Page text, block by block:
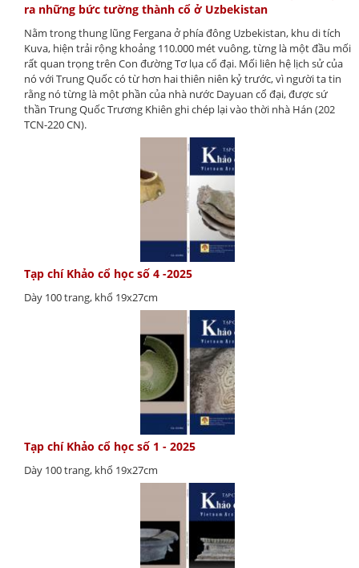
ra những bức tường thành cổ ở Uzbekistan
Nằm trong thung lũng Fergana ở phía đông Uzbekistan, khu di tích
Kuva, hiện trải rộng khoảng 110.000 mét vuông, từng là một đầu mối
rất quan trọng trên Con đường Tơ lụa cổ đại. Mối liên hệ lịch sử của
nó với Trung Quốc có từ hơn hai thiên niên kỷ trước, vì người ta tin
rằng nó từng là một phần của nhà nước Dayuan cổ đại, được sứ
thần Trung Quốc Trương Khiên ghi chép lại vào thời nhà Hán (202
TCN-220 CN).
Tạp chí Khảo cổ học số 4 -2025
Dày 100 trang, khổ 19x27cm
Tạp chí Khảo cổ học số 1 - 2025
Dày 100 trang, khổ 19x27cm